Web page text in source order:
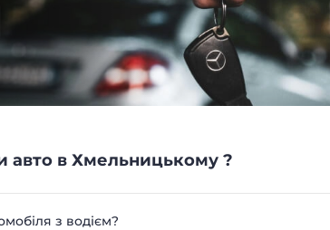
авто в Хмельницькому ?
з водієм?